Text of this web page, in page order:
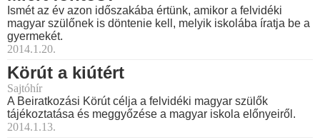
Ismét az év azon időszakába értünk, amikor a felvidéki
magyar szülőnek is döntenie kell, melyik iskolába íratja be a
gyermekét.
2014.1.20.
Körút a kiútért
Sajtóhír
A Beiratkozási Körút célja a felvidéki magyar szülők
tájékoztatása és meggyőzése a magyar iskola előnyeiről.
2014.1.13.